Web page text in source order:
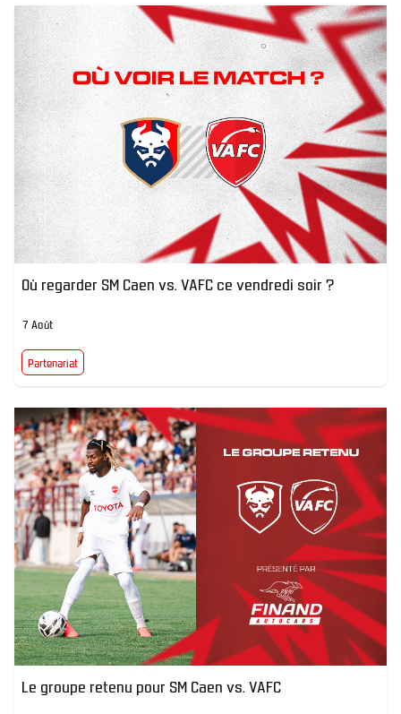
Où regarder SM Caen vs. VAFC ce vendredi soir ?
7 Août
Partenariat
Le groupe retenu pour SM Caen vs. VAFC